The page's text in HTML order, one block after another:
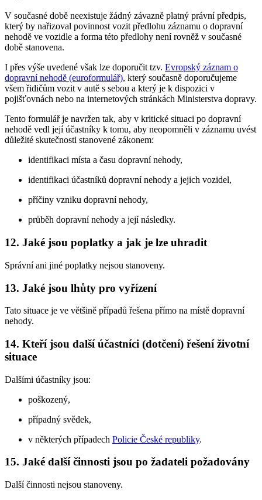
V současné době neexistuje žádný závazně platný právní předpis,
který by nařizoval povinnost vozit předlohu záznamu o dopravní
nehodě ve vozidle a forma této předlohy není rovněž v současné
době stanovena.
I přes výše uvedené však lze doporučit tzv. Evropský záznam o
dopravní nehodě (euroformulář), který současně doporučujeme
všem řidičům vozit v autě s sebou a který je k dispozici v
pojišťovnách nebo na internetových stránkách Ministerstva dopravy.
Tento formulář je navržen tak, aby v kritické situaci po dopravní
nehodě vedl její účastníky k tomu, aby neopomněli v záznamu uvést
důležité skutečnosti stanovené zákonem:
identifikaci místa a času dopravní nehody,
identifikaci účastníků dopravní nehody a jejich vozidel,
příčiny vzniku dopravní nehody,
průběh dopravní nehody a její následky.
12. Jaké jsou poplatky a jak je lze uhradit
Správní ani jiné poplatky nejsou stanoveny.
13. Jaké jsou lhůty pro vyřízení
Tato situace je ve většině případů řešena přímo na místě dopravní
nehody.
14. Kteří jsou další účastníci (dotčení) řešení životní
situace
Dalšími účastníky jsou:
poškozený,
případný svědek,
v některých případech Policie České republiky.
15. Jaké další činnosti jsou po žadateli požadovány
Další činnosti nejsou stanoveny.